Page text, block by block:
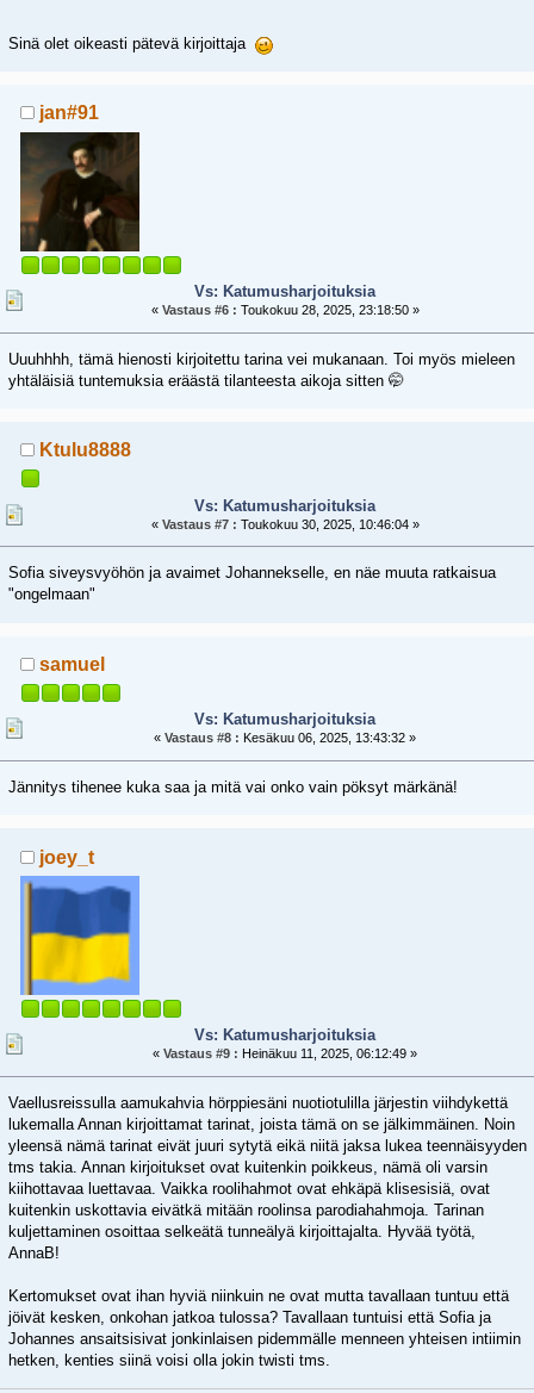
Sinä olet oikeasti pätevä kirjoittaja
jan#91
Vs: Katumusharjoituksia
« Vastaus #6 : Toukokuu 28, 2025, 23:18:50 »
Uuuhhhh, tämä hienosti kirjoitettu tarina vei mukanaan. Toi myös mieleen
yhtäläisiä tuntemuksia eräästä tilanteesta aikoja sitten 🤭
Ktulu8888
Vs: Katumusharjoituksia
« Vastaus #7 : Toukokuu 30, 2025, 10:46:04 »
Sofia siveysvyöhön ja avaimet Johannekselle, en näe muuta ratkaisua
"ongelmaan"
samuel
Vs: Katumusharjoituksia
«Vastaus #8 : Kesäkuu 06, 2025, 13:43:32 »
Jännitys tihenee kuka saa ja mitä vai onko vain pöksyt märkänä!
joey_t
Vs: Katumusharjoituksia
«Vastaus #9 : Heinäkuu 11, 2025, 06:12:49 »
Vaellusreissulla aamukahvia hörppiesäni nuotiotulilla järjestin viihdykettä
lukemalla Annan kirjoittamat tarinat, joista tämä on se jälkimmäinen. Noin
yleensä nämä tarinat eivät juuri sytytä eikä niitä jaksa lukea teennäisyyden
tms takia. Annan kirjoitukset ovat kuitenkin poikkeus, nämä oli varsin
kiihottavaa luettavaa. Vaikka roolihahmot ovat ehkäpä klisesisiä, ovat
kuitenkin uskottavia eivätkä mitään roolinsa parodiahahmoja. Tarinan
kuljettaminen osoittaa selkeätä tunneälyä kirjoittajalta. Hyvää työtä,
AnnaB!
Kertomukset ovat ihan hyviä niinkuin ne ovat mutta tavallaan tuntuu että
jöivät kesken, onkohan jatkoa tulossa? Tavallaan tuntuisi että Sofia ja
Johannes ansaitsisivat jonkinlaisen pidemmälle menneen yhteisen intiimin
hetken, kenties siinä voisi olla jokin twisti tms.